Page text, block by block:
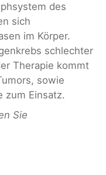
des
sich
im Körper.
schlechter
Therapie kommt
sowie
zum Einsatz.
Sie